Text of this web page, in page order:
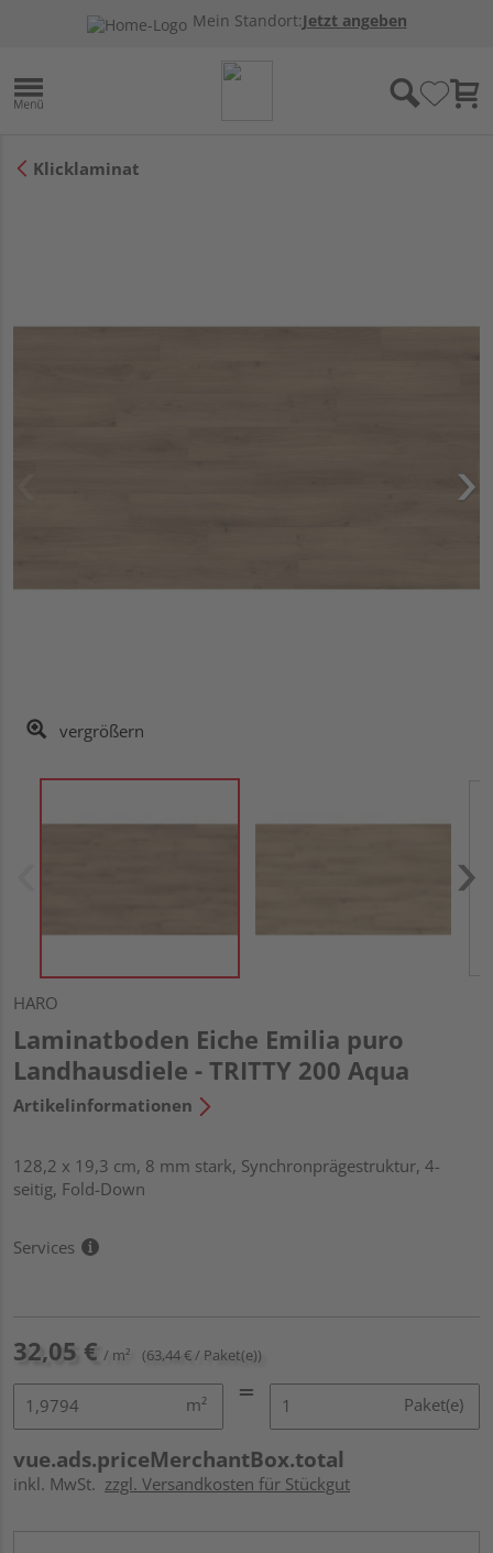
Mein Standort:Jetzt angeben
Klicklaminat
vergrößern
HARO
Laminatboden Eiche Emilia puro
Landhausdiele - TRITTY 200 Aqua
Artikelinformationen
128,2 x 19,3 cm, 8 mm stark, Synchronprägestruktur, 4-
seitig, Fold-Down
Services
32,05 € / m² (63,44 € / Paket(e))
m² Paket(e)
vue.ads.priceMerchantBox.total
inkl. MwSt. zzgl. Versandkosten für Stückgut